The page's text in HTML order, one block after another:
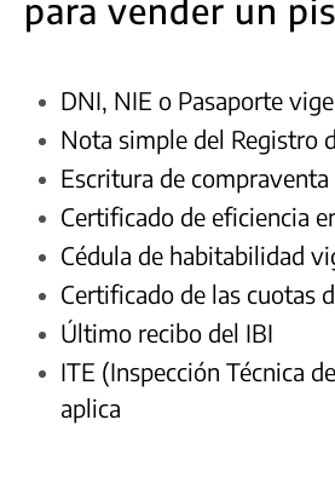
para vender un
DNI, NIE o Pasaporte
Nota simple del Registro
Escritura de
Certificado de eficiencia
Cédula de habitabilidad
Certificado de las cuotas
Último recibo del IBI
ITE (Inspección Técnica
aplica